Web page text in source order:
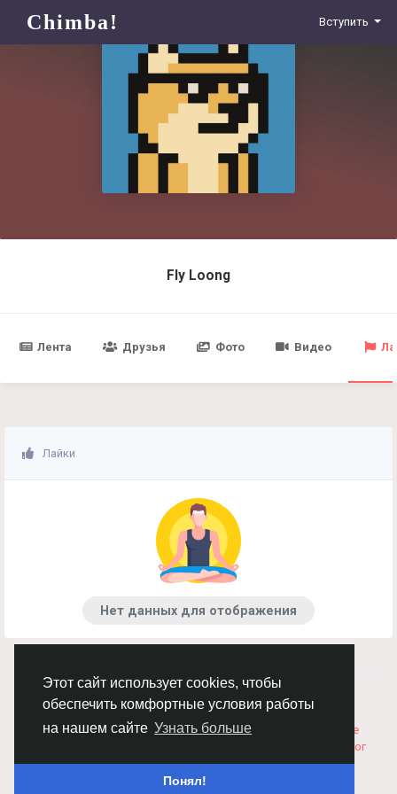
Этот сайт использует cookies, чтобы
обеспечить комфортные условия работы
на нашем сайте Узнать больше
Понял!
Chimba! Вступить
Fly Loong
Лента Друзья Фото Видео
Лайки
Нет данных для отображения
© 2026 Chimba!
Русский
Правила размещения и покупки товаров
Как добавить
вакансию
Правила размещения статей
Соглашение
Каталог